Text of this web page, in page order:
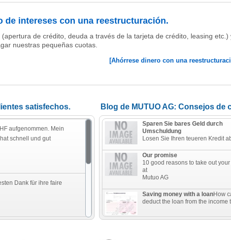
de intereses con una reestructuración.
de crédito, deuda a través de la tarjeta de crédito, leasing etc.)
nuestras pequeñas cuotas.
[Ahórrese dinero con una
satisfechos. Blog de MUTUO AG: Consejos de
aufgenommen. Mein
schnell und gut
Dank für ihre faire
Sparen Sie bares Geld durch
Umschuldung
Losen Sie Ihren teueren Kredit
Our promise
10 good reasons to take out
at
Mutuo AG
Saving money with a loanHow
deduct the loan from the income